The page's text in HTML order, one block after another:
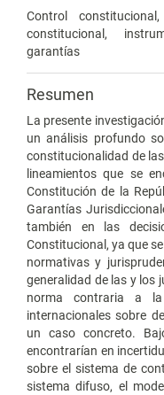
Control
constitucional,
garantías
Resumen
La presente
un análisis profundo
constitucionalidad de
lineamientos que se
Constitución de la
Garantías
también en las
Constitucional, ya que
normativas y
generalidad de las y los
norma contraria a
internacionales sobre
un caso concreto.
encontrarían en
sobre el sistema de
sistema difuso, el